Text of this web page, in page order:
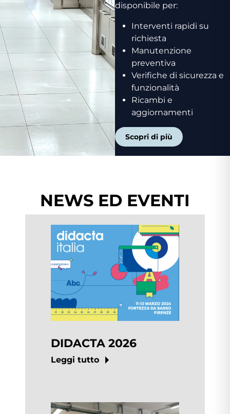
disponibile per:
Interventi rapidi su
richiesta
Manutenzione
preventiva
Verifiche di sicurezza e
funzionalità
Ricambi e
aggiornamenti
Scopri di più
NEWS ED EVENTI
DIDACTA 2026
Leggi tutto